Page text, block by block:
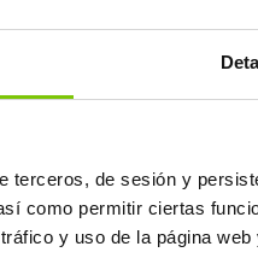
terceros, de sesión y
como permitir ciertas
y uso de la página
Elvira